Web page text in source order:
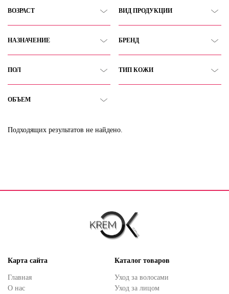
ВОЗРАСТ ВИД ПРОДУКЦИИ
НАЗНАЧЕНИЕ БРЕНД
ПОЛ ТИП КОЖИ
ОБЪЕМ
Подходящих результатов не найдено.
Карта сайта
Главная
О нас
Каталог товаров
Уход за волосами
Уход за лицом